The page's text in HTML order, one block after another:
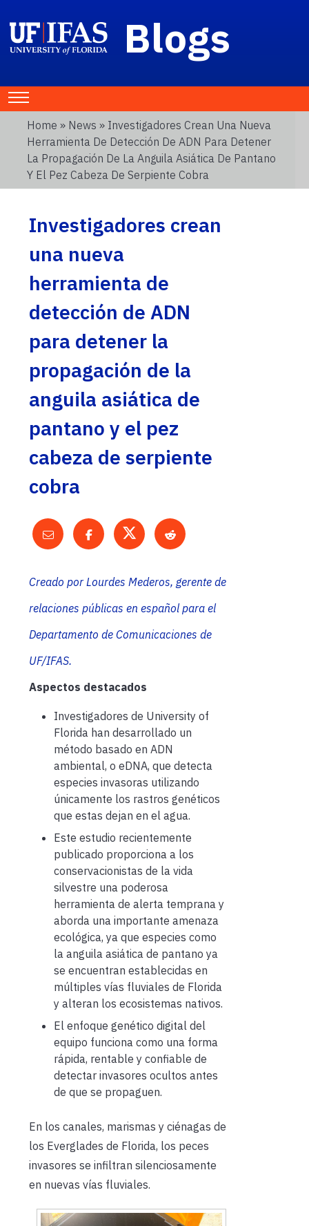
Blogs
Home » News » Investigadores Crean Una Nueva
Herramienta De Detección De ADN Para Detener
La Propagación De La Anguila Asiática De Pantano
Y El Pez Cabeza De Serpiente Cobra
Investigadores crean
una nueva
herramienta de
detección de ADN
para detener la
propagación de la
anguila asiática de
pantano y el pez
cabeza de serpiente
cobra
Creado por Lourdes Mederos, gerente de
relaciones públicas en español para el
Departamento de Comunicaciones de
UF/IFAS.
Aspectos destacados
Investigadores de University of
Florida han desarrollado un
método basado en ADN
ambiental, o eDNA, que detecta
especies invasoras utilizando
únicamente los rastros genéticos
que estas dejan en el agua.
Este estudio recientemente
publicado proporciona a los
conservacionistas de la vida
silvestre una poderosa
herramienta de alerta temprana y
aborda una importante amenaza
ecológica, ya que especies como
la anguila asiática de pantano ya
se encuentran establecidas en
múltiples vías fluviales de Florida
y alteran los ecosistemas nativos.
El enfoque genético digital del
equipo funciona como una forma
rápida, rentable y confiable de
detectar invasores ocultos antes
de que se propaguen.
En los canales, marismas y ciénagas de
los Everglades de Florida, los peces
invasores se infiltran silenciosamente
en nuevas vías fluviales.